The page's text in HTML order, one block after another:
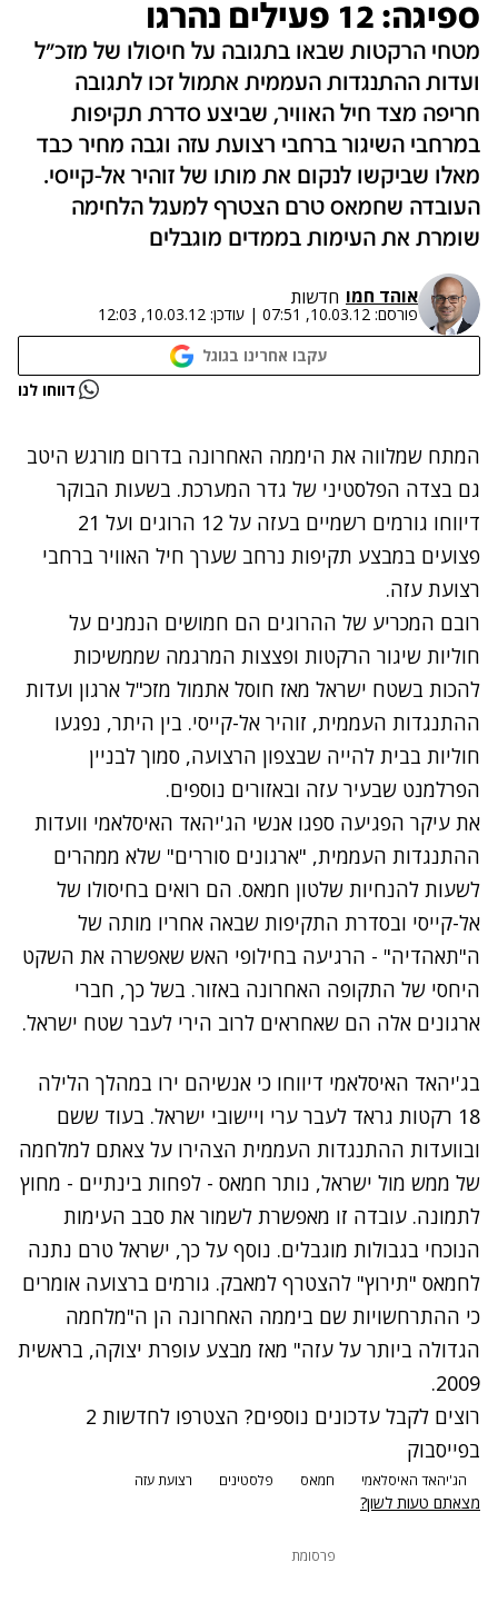
ספיגה: 12 פעילים נהרגו
מטחי הרקטות שבאו בתגובה על חיסולו של מזכ"ל
ועדות ההתנגדות העממית אתמול זכו לתגובה
חריפה מצד חיל האוויר, שביצע סדרת תקיפות
במרחבי השיגור ברחבי רצועת עזה וגבה מחיר כבד
מאלו שביקשו לנקום את מותו של זוהיר אל-קייסי.
העובדה שחמאס טרם הצטרף למעגל הלחימה
שומרת את העימות בממדים מוגבלים
אוהד חמו חדשות
פורסם: 10.03.12, 07:51
| עודכן: 10.03.12, 12:03
עקבו אחרינו בגוגל
נתקלנו בבעיה דווחו לנו
המתח שמלווה את היממה האחרונה בדרום מורגש היטב
גם בצדה הפלסטיני של גדר המערכת. בשעות הבוקר
דיווחו גורמים רשמיים בעזה על 12 הרוגים ועל 21
פצועים במבצע תקיפות נרחב שערך חיל האוויר ברחבי
רצועת עזה.
רובם המכריע של ההרוגים הם חמושים הנמנים על
חוליות שיגור הרקטות ופצצות המרגמה שממשיכות
להכות בשטח ישראל מאז חוסל אתמול מזכ"ל ארגון ועדות
ההתנגדות העממית, זוהיר אל-קייסי. בין היתר, נפגעו
חוליות בבית להייה שבצפון הרצועה, סמוך לבניין
הפרלמנט שבעיר עזה ובאזורים נוספים.
את עיקר הפגיעה ספגו אנשי הג'יהאד האיסלאמי וועדות
ההתנגדות העממית, "ארגונים סוררים" שלא ממהרים
לשעות להנחיות שלטון חמאס. הם רואים בחיסולו של
אל-קייסי ובסדרת התקיפות שבאה אחריו מותה של
ה"תאהדיה" - הרגיעה בחילופי האש שאפשרה את השקט
היחסי של התקופה האחרונה באזור. בשל כך, חברי
ארגונים אלה הם שאחראים לרוב הירי לעבר שטח ישראל.
בג'יהאד האיסלאמי דיווחו כי אנשיהם ירו במהלך הלילה
18 רקטות גראד לעבר ערי ויישובי ישראל. בעוד ששם
ובוועדות ההתנגדות העממית הצהירו על צאתם למלחמה
של ממש מול ישראל, נותר חמאס - לפחות בינתיים - מחוץ
לתמונה. עובדה זו מאפשרת לשמור את סבב העימות
הנוכחי בגבולות מוגבלים. נוסף על כך, ישראל טרם נתנה
לחמאס "תירוץ" להצטרף למאבק. גורמים ברצועה אומרים
כי ההתרחשויות שם ביממה האחרונה הן ה"מלחמה
הגדולה ביותר על עזה" מאז מבצע עופרת יצוקה, בראשית
2009.
רוצים לקבל עדכונים נוספים? הצטרפו לחדשות 2
בפייסבוק
הג'יהאד האיסלאמי חמאס פלסטינים רצועת עזה
מצאתם טעות לשון?
פרסומת